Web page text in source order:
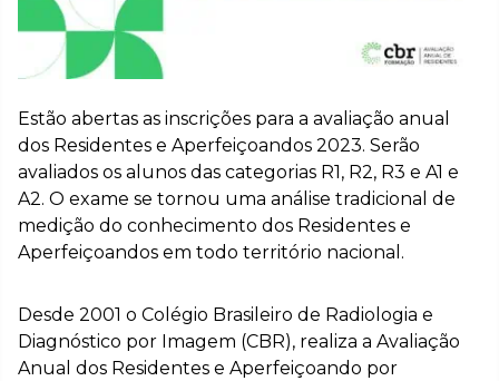
Estão abertas as inscrições para a avaliação anual
dos Residentes e Aperfeiçoandos 2023. Serão
avaliados os alunos das categorias R1, R2, R3 e A1 e
A2. O exame se tornou uma análise tradicional de
medição do conhecimento dos Residentes e
Aperfeiçoandos em todo território nacional.
Desde 2001 o Colégio Brasileiro de Radiologia e
Diagnóstico por Imagem (CBR), realiza a Avaliação
Anual dos Residentes e Aperfeiçoando por